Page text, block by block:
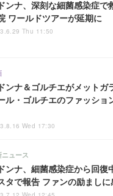
ンナ、深刻な細菌感染症で
ワールドツアーが延期に
Thu 11:50
ンナ＆ゴルチエがメットガ
ル・ゴルチエのファッショ
Wed 17:30
ンナ、細菌感染症から回復
タで報告 ファンの励ましに
ニュース